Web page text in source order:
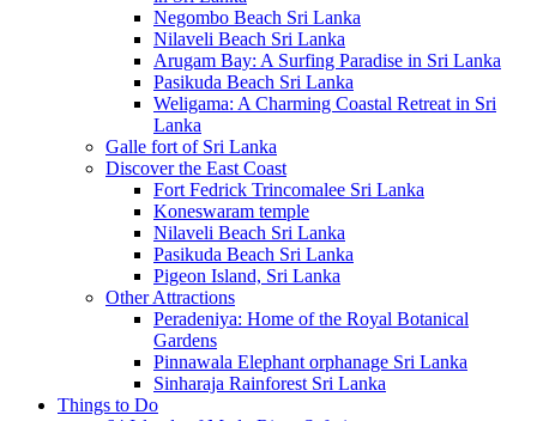
Negombo Beach Sri Lanka
Nilaveli Beach Sri Lanka
Arugam Bay: A Surfing Paradise in Sri Lanka
Pasikuda Beach Sri Lanka
Weligama: A Charming Coastal Retreat in Sri
Lanka
Galle fort of Sri Lanka
Discover the East Coast
Fort Fedrick Trincomalee Sri Lanka
Koneswaram temple
Nilaveli Beach Sri Lanka
Pasikuda Beach Sri Lanka
Pigeon Island, Sri Lanka
Other Attractions
Peradeniya: Home of the Royal Botanical
Gardens
Pinnawala Elephant orphanage Sri Lanka
Sinharaja Rainforest Sri Lanka
Things to Do